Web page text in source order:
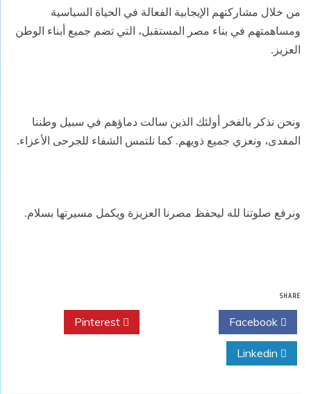
من خلال مشاركتهم الإيجابية الفعالة في الحياة السياسية
ومساهمتهم في بناء مصر المستقبل، التي تضم جميع أبناء الوطن
العزيز.
ونحن نذكر بالفخر أولئك الذين سالت دماؤهم في سبيل وطننا
المفدى، ونعزي جميع ذويهم. كما نلتمس الشفاء للجرحى الأعزاء.
ونرفع صلوتنا لله ليحفظ مصرنا العزيزة ويكمل مسيرتها بسلام.
SHARE